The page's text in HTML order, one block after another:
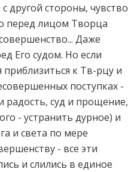
другой стороны, чувство
перед лицом Творца
Даже
Его судом. Но если
приблизиться к Тв-рцу и
поступках -
радость, суд и прощение,
- устранить дурное) и
и света по мере
- все эти
и слились в единое